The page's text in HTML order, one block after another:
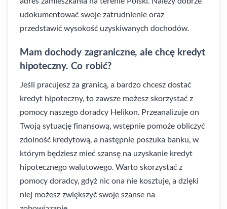
udokumentować swoje zatrudnienie oraz
przedstawić wysokość uzyskiwanych dochodów.
Mam dochody zagraniczne, ale chcę kredyt
hipoteczny. Co robić?
Jeśli pracujesz za granicą, a bardzo chcesz dostać
kredyt hipoteczny, to zawsze możesz skorzystać z
pomocy naszego doradcy Helikon. Przeanalizuje on
Twoją sytuację finansową, wstępnie pomoże obliczyć
zdolność kredytową, a następnie poszuka banku, w
którym będziesz mieć szansę na uzyskanie kredyt
hipotecznego walutowego. Warto skorzystać z
pomocy doradcy, gdyż nic ona nie kosztuje, a dzięki
niej możesz zwiększyć swoje szanse na